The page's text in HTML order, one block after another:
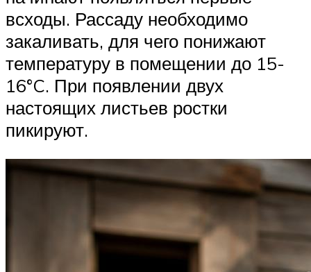
всходы. Рассаду необходимо
закаливать, для чего понижают
температуру в помещении до 15-
16°C. При появлении двух
настоящих листьев ростки
пикируют.